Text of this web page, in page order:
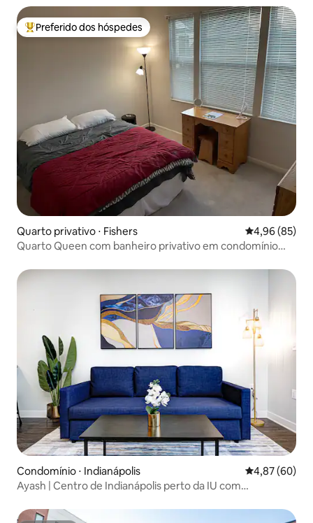
Entre os melhores preferidos dos hóspedes
Preferido dos hóspedes
Quarto privativo ⋅ Fishers 4,96 de uma
4,96 (85)
Quarto Queen com banheiro privativo em condomínio
Condomínio ⋅ Indianápolis 4,87 de uma
4,87 (60)
Ayash | Centro de Indianápolis perto da IU com